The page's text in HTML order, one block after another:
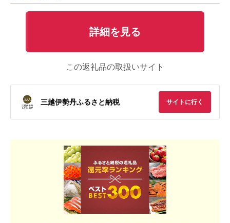
詳細を見る
この返礼品の取扱いサイト
三越伊勢丹ふるさと納税 サイトに行く